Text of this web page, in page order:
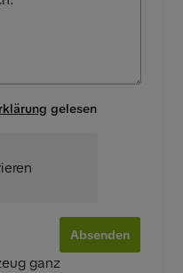
gelesen
Absenden
ganz